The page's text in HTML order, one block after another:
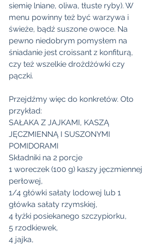
siemię lniane, oliwa, tłuste ryby). W
menu powinny też być warzywa i
świeże, bądź suszone owoce. Na
pewno niedobrym pomysłem na
śniadanie jest croissant z konfiturą,
czy też wszelkie drożdżówki czy
pączki.
Przejdźmy więc do konkretów. Oto
przykład:
SAŁAKA Z JAJKAMI, KASZĄ
JĘCZMIENNĄ I SUSZONYMI
POMIDORAMI
Składniki na 2 porcje
1 woreczek (100 g) kaszy jęczmiennej
perłowej,
1/4 główki sałaty lodowej lub 1
główka sałaty rzymskiej,
4 łyżki posiekanego szczypiorku,
5 rzodkiewek,
4 jajka,